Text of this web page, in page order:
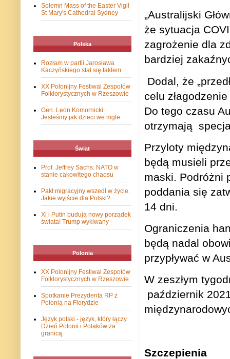
„Australijski
że sytuacja
zagrożenie dla
bardziej
Dodal, że
celu
Do tego czasu
otrzymają
Przyloty
będą musieli
maski. Podróżni
poddania się
14 dni.
Ograniczenia
będą nadal
przypływać w
W zeszłym
październik
Szczepienia
Solemn Mass of the Easter Vigil
St Mary's Cathedral Sydney
Polska
Rozłam w partii Jarosława
Kaczyńskiego stał się faktem
XX Polonijny Festiwal Zespołów
Folklorystycznych w Rzeszowie
Gen. Leon Komornicki:
Jesteśmy jak dzieci we mgle
Świat
Prof. Jeffrey Sachs: NATO w
stanie cakowitego chaosu
Pakt migracyjny wszedł w życie.
Jakie wyjście dla Polski?
Xi i Putin budują nowy porządek
świata! Trump wykiwany
Polonia
XX Polonijny Festiwal Zespołów
Folklorystycznych w Rzeszowie
Spotkanie Prezydenta RP z
Polonią na Florydzie
Język polski - język, który łączy.
Dzień Polonii i Polaków za
granicą